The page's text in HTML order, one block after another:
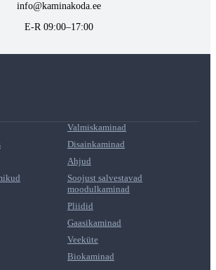
info@kaminakoda.ee
E-R 09:00–17:00
Valmiskaminad
Disainkaminad
Ahjud
Soojust salvestavad
moodulkaminad
Pliidid
Gaasikaminad
Veeküte
Biokaminad